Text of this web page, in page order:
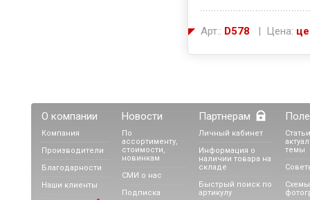
Арт.: D578 | Цена:
О компании
Компания
Производители
Благодарности
Наши клиенты
Новости
По
ассортименту,
стоимости,
новинкам
СМИ о нас
Подписка
Партнерам
Личный кабинет
Информация о
наличии товара на
складе
Быстрый поиск по
артикулу
темы